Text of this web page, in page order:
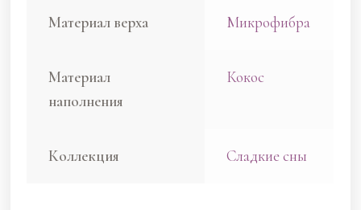
Материал верха Микрофибра
Материал
наполнения
Кокос
Коллекция Сладкие сны